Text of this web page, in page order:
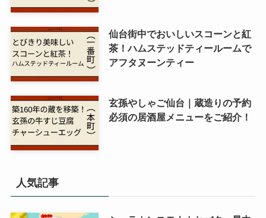
仙台街中でおいしいスコーンと紅
茶！ハムステッドティールームで
アフタヌーンティー
玄孫やしゃご仙台｜蔵造りの予約
必須の居酒屋メニューをご紹介！
人気記事